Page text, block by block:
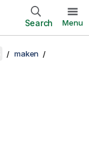
Search Menu
maken